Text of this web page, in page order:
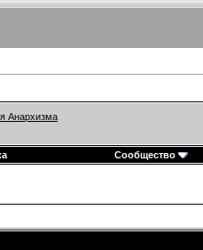
Анархизма
Сообщество